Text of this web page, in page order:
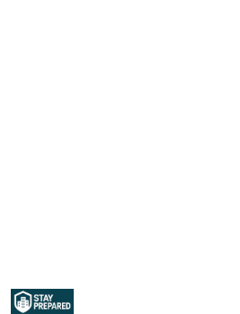
NAZWA
PRODUCENTA: